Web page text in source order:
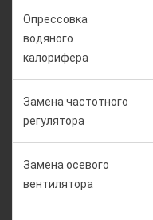
Опрессовка
водяного
калорифера
Замена частотного
регулятора
Замена осевого
вентилятора